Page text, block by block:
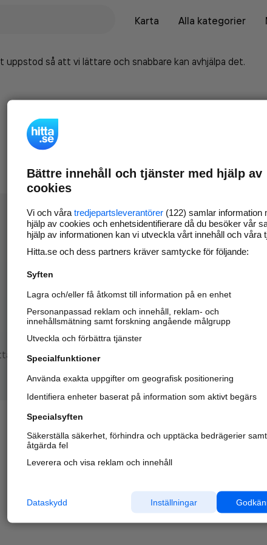
Karta
Alla kategorier
uppstod så att vi lättare och snabbare kan avhjälpa det.
Marknadsför företaget på
nya kunder och
samarbetspartners nära dig.
Läs mer här
Bättre innehåll och tjänster med hjälp av
cookies
Vi och våra tredjepartsleverantörer (122) samlar information
hjälp av cookies och enhetsidentifierare då du besöker vår
hjälp av informationen kan vi utveckla vårt innehåll och våra
Hitta.se och dess partners kräver samtycke för följande:
Syften
Lagra och/eller få åtkomst till information på en enhet
Personanpassad reklam och innehåll, reklam- och
innehållsmätning samt forskning angående målgrupp
Utveckla och förbättra tjänster
Specialfunktioner
Använda exakta uppgifter om geografisk positionering
Identifiera enheter baserat på information som aktivt begärs
Specialsyften
Säkerställa säkerhet, förhindra och upptäcka bedrägerier samt
åtgärda fel
Leverera och visa reklam och innehåll
Inställningar
Dataskydd